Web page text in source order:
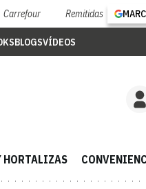
Carrefour Remitidas
BLOGSVÍDEOS
HORTALIZAS